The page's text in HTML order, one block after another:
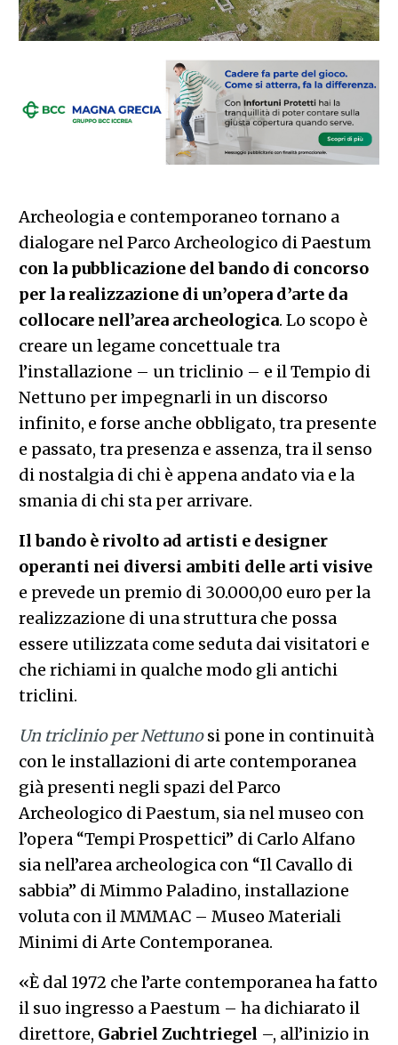
Archeologia e contemporaneo tornano a
dialogare nel Parco Archeologico di Paestum
con la pubblicazione del bando di concorso
per la realizzazione di un’opera d’arte da
collocare nell’area archeologica. Lo scopo è
creare un legame concettuale tra
l’installazione – un triclinio – e il Tempio di
Nettuno per impegnarli in un discorso
infinito, e forse anche obbligato, tra presente
e passato, tra presenza e assenza, tra il senso
di nostalgia di chi è appena andato via e la
smania di chi sta per arrivare.
Il bando è rivolto ad artisti e designer
operanti nei diversi ambiti delle arti visive
e prevede un premio di 30.000,00 euro per la
realizzazione di una struttura che possa
essere utilizzata come seduta dai visitatori e
che richiami in qualche modo gli antichi
triclini.
Un triclinio per Nettunosi pone in continuità
con le installazioni di arte contemporanea
già presenti negli spazi del Parco
Archeologico di Paestum, sia nel museo con
l’opera “Tempi Prospettici” di Carlo Alfano
sia nell’area archeologica con “Il Cavallo di
sabbia” di Mimmo Paladino, installazione
voluta con il MMMAC – Museo Materiali
Minimi di Arte Contemporanea.
«È dal 1972 che l’arte contemporanea ha fatto
il suo ingresso a Paestum – ha dichiarato il
direttore, Gabriel Zuchtriegel –, all’inizio in